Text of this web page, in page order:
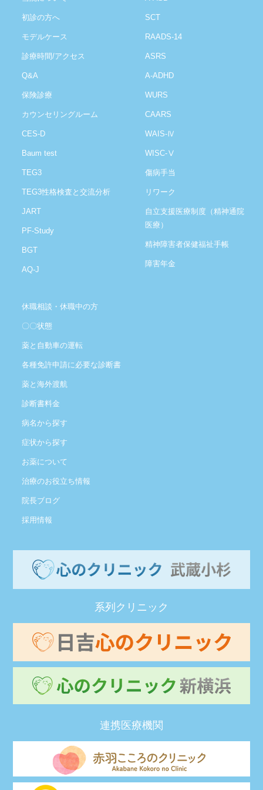
初診の方へ
モデルケース
診療時間/アクセス
Q&A
保険診療
カウンセリングルーム
CES-D
Baum test
TEG3
TEG3性格検査と交流分析
JART
PF-Study
BGT
AQ-J
SCT
RAADS-14
ASRS
A-ADHD
WURS
CAARS
WAIS-Ⅳ
WISC-Ⅴ
傷病手当
リワーク
自立支援医療制度（精神通院
医療）
精神障害者保健福祉手帳
障害年金
休職相談・休職中の方
〇〇状態
薬と自動車の運転
各種免許申請に必要な診断書
薬と海外渡航
診断書料金
病名から探す
症状から探す
お薬について
治療のお役立ち情報
院長ブログ
採用情報
系列クリニック
連携医療機関